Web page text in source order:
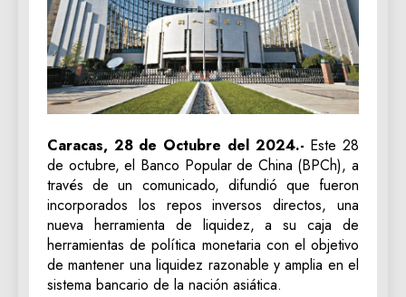
Caracas, 28 de Octubre del 2024.- Este 28
de octubre, el Banco Popular de China (BPCh), a
través de un comunicado, difundió que fueron
incorporados los repos inversos directos, una
nueva herramienta de liquidez, a su caja de
herramientas de política monetaria con el objetivo
de mantener una liquidez razonable y amplia en el
sistema bancario de la nación asiática.